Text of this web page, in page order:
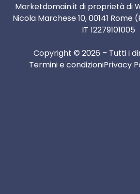
Marketdomain.it di proprietà di
Nicola Marchese 10, 00141 Rome
IT 12279101005
Copyright © 2026 – Tutti i
Termini e condizioniPrivacy